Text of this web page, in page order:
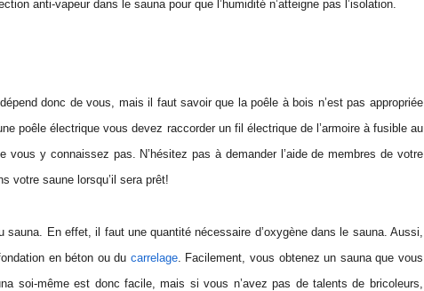
anti-vapeur dans le sauna pour que l’humidité n’atteigne pas l’isolation.
donc de vous, mais il faut savoir que la poêle à bois n’est pas appropriée
poêle électrique vous devez raccorder un fil électrique de l’armoire à fusible au
y connaissez pas. N’hésitez pas à demander l’aide de membres de votre
votre saune lorsqu’il sera prêt!
En effet, il faut une quantité nécessaire d’oxygène dans le sauna. Aussi,
en béton ou du carrelage. Facilement, vous obtenez un sauna que vous
soi-même est donc facile, mais si vous n’avez pas de talents de bricoleurs,